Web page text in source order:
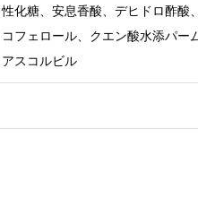
性化糖、安息香酸、デヒドロ酢酸
コフェロール、クエン酸水添パー
アスコルビル